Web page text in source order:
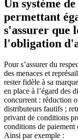
Un système
permettant
s'assurer que
l'obligation
Pour s’assurer du
des menaces et
rester fidèle à sa
en place à l’égard des
concurrent : réduction
distributeurs fautifs ;
privant de conditions
conditions de paiement
Ainsi par exemple :